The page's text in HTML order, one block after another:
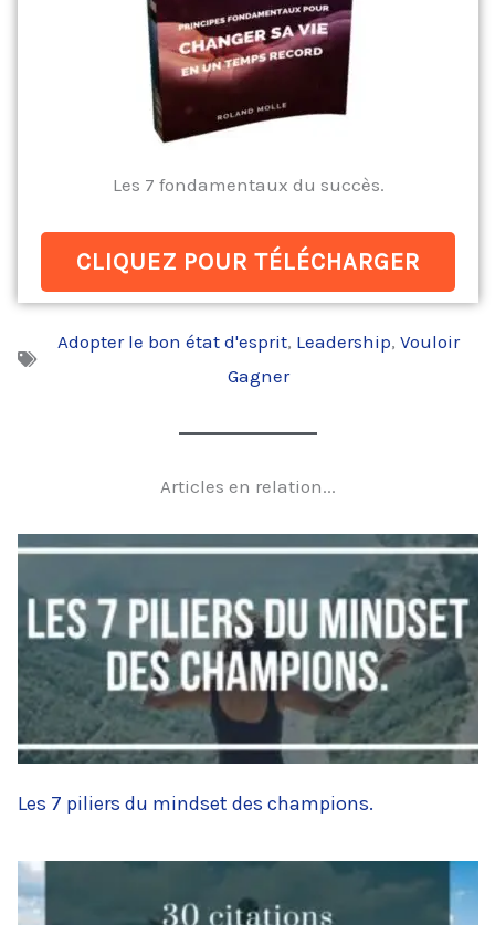
Les 7 fondamentaux du succès.
CLIQUEZ POUR TÉLÉCHARGER
Adopter le bon état d'esprit, Leadership, Vouloir
Gagner
Articles en relation...
Les 7 piliers du mindset des champions.